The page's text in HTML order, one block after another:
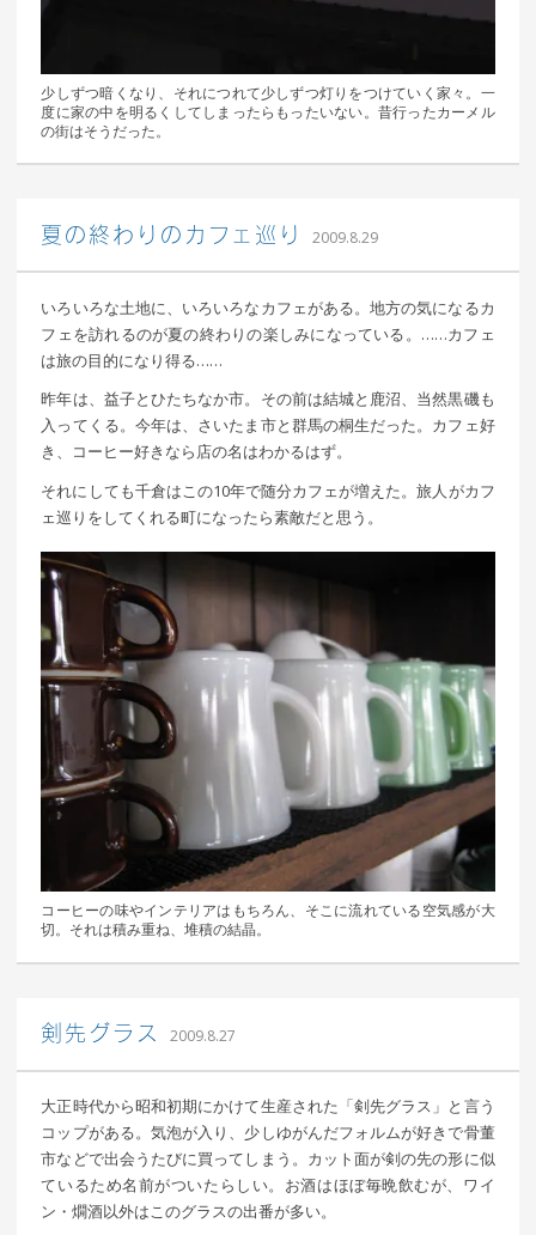
少しずつ暗くなり、それにつれて少しずつ灯りをつけていく家々。一
度に家の中を明るくしてしまったらもったいない。昔行ったカーメル
の街はそうだった。
夏の終わりのカフェ巡り 2009.8.29｜ 更新日：
込山 敏郎
いろいろな土地に、いろいろなカフェがある。地方の気になるカ
フェを訪れるのが夏の終わりの楽しみになっている。……カフェ
は旅の目的になり得る……
昨年は、益子とひたちなか市。その前は結城と鹿沼、当然黒磯も
入ってくる。今年は、さいたま市と群馬の桐生だった。カフェ好
き、コーヒー好きなら店の名はわかるはず。
それにしても千倉はこの10年で随分カフェが増えた。旅人がカフ
ェ巡りをしてくれる町になったら素敵だと思う。
コーヒーの味やインテリアはもちろん、そこに流れている空気感が大
切。それは積み重ね、堆積の結晶。
剣先グラス 2009.8.27
大正時代から昭和初期にかけて生産された「剣先グラス」と言う
コップがある。気泡が入り、少しゆがんだフォルムが好きで骨董
市などで出会うたびに買ってしまう。カット面が剣の先の形に似
ているため名前がついたらしい。お酒はほぼ毎晩飲むが、ワイ
ン・燗酒以外はこのグラスの出番が多い。